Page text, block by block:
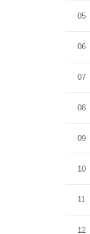
05
06
07
08
09
10
11
12